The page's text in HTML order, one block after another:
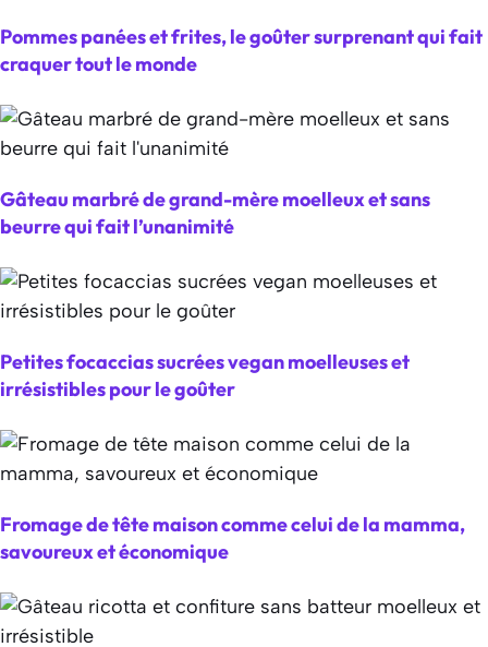
Pommes panées et frites, le goûter surprenant qui fait
craquer tout le monde
Gâteau marbré de grand-mère moelleux et sans
beurre qui fait l’unanimité
Petites focaccias sucrées vegan moelleuses et
irrésistibles pour le goûter
Fromage de tête maison comme celui de la mamma,
savoureux et économique